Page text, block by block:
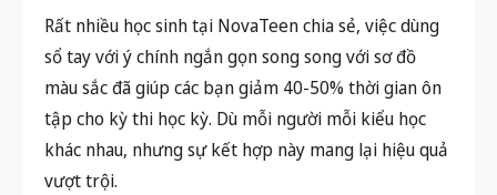
khác nhau, nhưng sự kết hợp này mang lại hiệu quả
vượt trội.